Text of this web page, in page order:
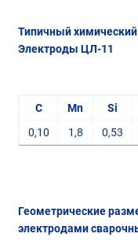
Типичный химический
Электроды ЦЛ-11
C Mn Si
0,10
1,8 0,53
Геометрические
электродами